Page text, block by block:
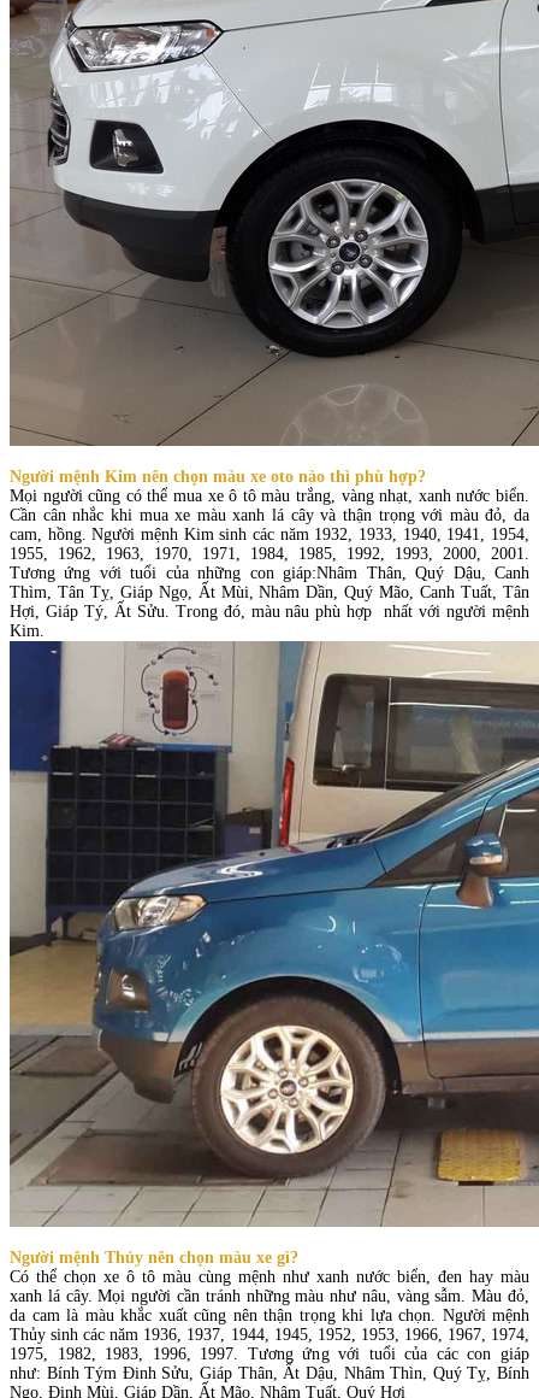
Người mệnh Kim nên chọn màu xe oto nào thì phù hợp?
Mọi người cũng có thể mua xe ô tô màu trắng, vàng nhạt, xanh nước biển.
Cần cân nhắc khi mua xe màu xanh lá cây và thận trọng với màu đỏ, da
cam, hồng. Người mệnh Kim sinh các năm 1932, 1933, 1940, 1941, 1954,
1955, 1962, 1963, 1970, 1971, 1984, 1985, 1992, 1993, 2000, 2001.
Tương ứng với tuổi của những con giáp:Nhâm Thân, Quý Dậu, Canh
Thìm, Tân Tỵ, Giáp Ngọ, Ất Mùi, Nhâm Dần, Quý Mão, Canh Tuất, Tân
Hợi, Giáp Tý, Ất Sửu. Trong đó, màu nâu phù hợp nhất với người mệnh
Kim.
Người mệnh Thủy nên chọn màu xe gì?
Có thể chọn xe ô tô màu cùng mệnh như xanh nước biển, đen hay màu
xanh lá cây. Mọi người cần tránh những màu như nâu, vàng sẫm. Màu đỏ,
da cam là màu khắc xuất cũng nên thận trọng khi lựa chọn. Người mệnh
Thủy sinh các năm 1936, 1937, 1944, 1945, 1952, 1953, 1966, 1967, 1974,
1975, 1982, 1983, 1996, 1997. Tương ứng với tuổi của các con giáp
như: Bính Tým Đinh Sửu, Giáp Thân, Ất Dậu, Nhâm Thìn, Quý Tỵ, Bính
Ngọ, Đinh Mùi, Giáp Dần, Ất Mão, Nhâm Tuất, Quý Hợi